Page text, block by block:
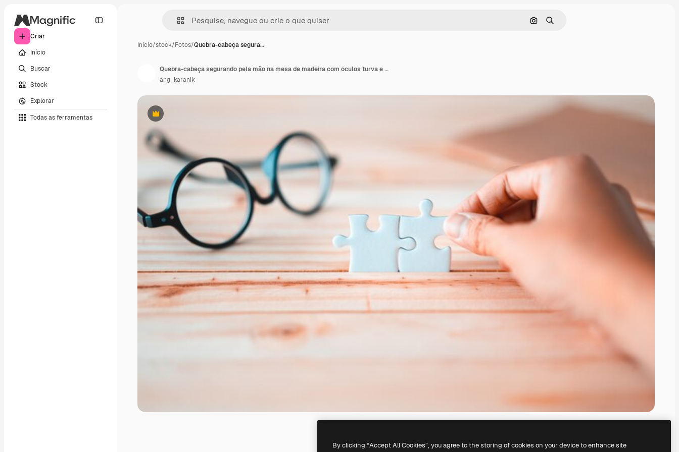
Criar
Início
Buscar
Stock
Explorar
Todas as ferramentas
Pesquisar por imagem
Buscar
Início/stock/Fotos/Quebra-cabeça segura…
Premium
Quebra-cabeça segurando pela mão na mesa de madeira com óculos turva e caderno marrom
ang_karanik
By clicking “Accept All Cookies”, you agree to the storing of cookies on your device to enhance site